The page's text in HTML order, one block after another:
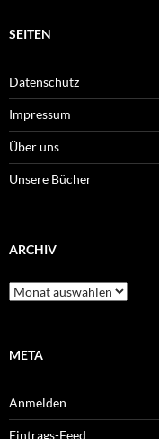
SEITEN
Datenschutz
Impressum
Über uns
Unsere Bücher
ARCHIV
Archiv
META
Anmelden
Eintrags-Feed